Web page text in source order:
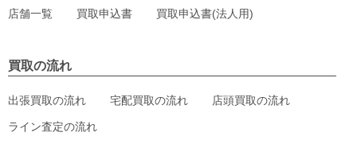
店舗一覧 買取申込書 買取申込書(法人用)
買取の流れ
出張買取の流れ 宅配買取の流れ 店頭買取の流れ
ライン査定の流れ